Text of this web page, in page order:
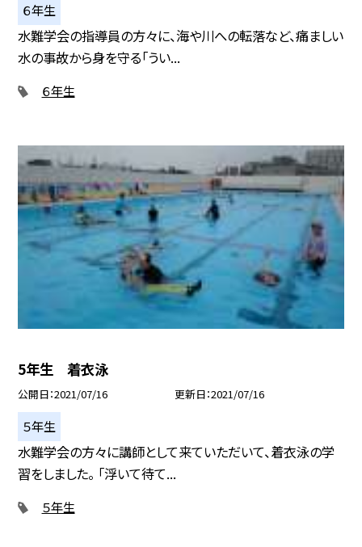
６年生
水難学会の指導員の方々に、海や川への転落など、痛ましい
水の事故から身を守る「うい...
６年生
5年生 着衣泳
公開日 2021/07/16 更新日 2021/07/16
５年生
水難学会の方々に講師として来ていただいて、着衣泳の学
習をしました。 「浮いて待て...
５年生